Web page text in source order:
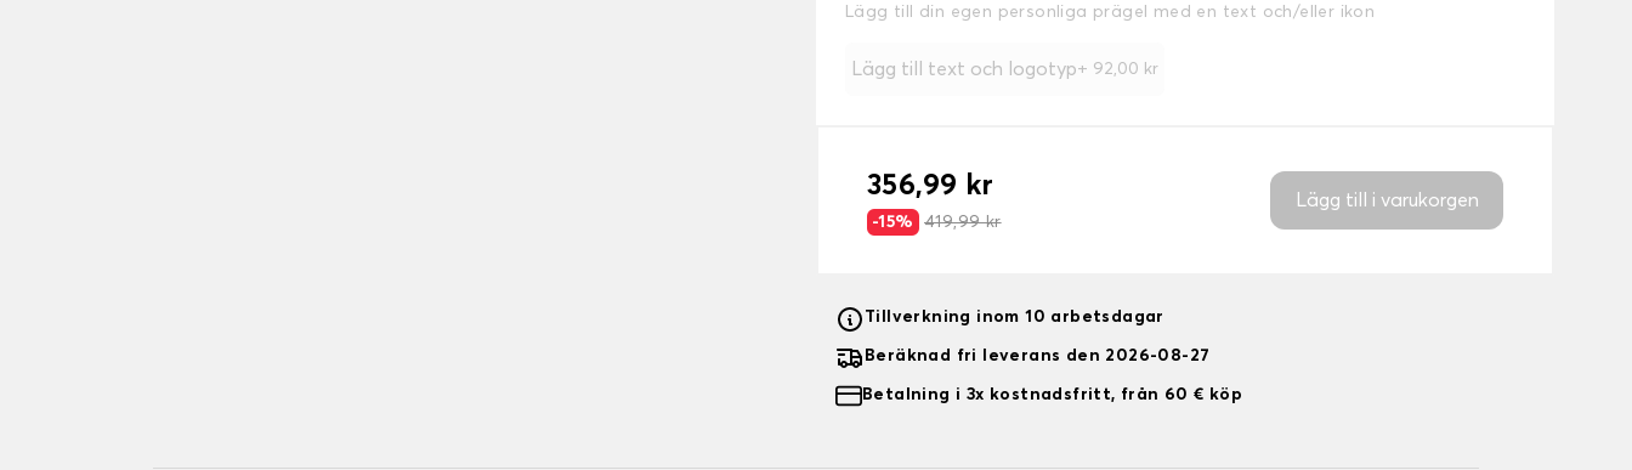
Lägg till din egen personliga prägel med en text och/eller ikon
Lägg till text och logotyp+ 92,00 kr
356,99 kr
-15% 419,99 kr
Lägg till i varukorgen
Tillverkning inom 10 arbetsdagar
Beräknad fri leverans den 2026-08-27
Betalning i 3x kostnadsfritt, från 60 € köp